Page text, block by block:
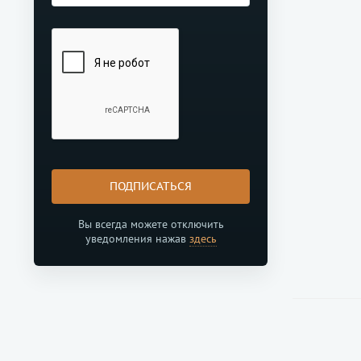
ПОДПИСАТЬСЯ
Вы всегда можете отключить
уведомления нажав здесь